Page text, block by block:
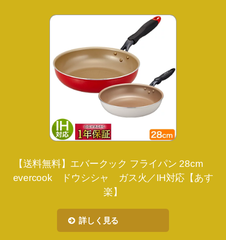
【送料無料】エバークック フライパン 28cm
evercook ドウシシャ ガス火／IH対応【あす
楽】
詳しく見る